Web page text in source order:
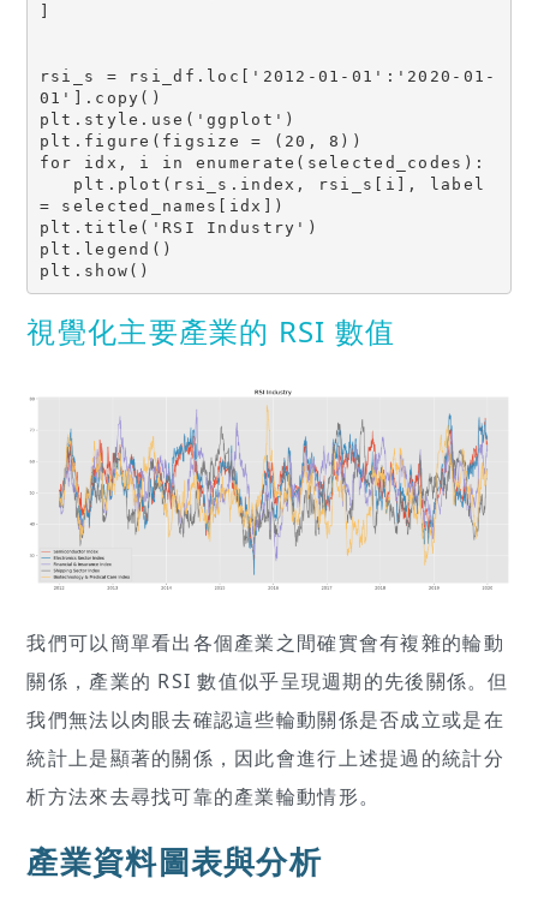
]
rsi_s = rsi_df.loc['2012-01-01':'2020-01-
01'].copy()
plt.style.use('ggplot')
plt.figure(figsize = (20, 8))
for idx, i in enumerate(selected_codes):
= selected_names[idx])
plt.title('RSI Industry')
plt.legend()
視覺化主要產業的 RSI 數值
我們可以簡單看出各個產業之間確實會有複雜的輪動
關係，產業的 RSI 數值似乎呈現週期的先後關係。但
我們無法以肉眼去確認這些輪動關係是否成立或是在
統計上是顯著的關係，因此會進行上述提過的統計分
析方法來去尋找可靠的產業輪動情形。
產業資料圖表與分析